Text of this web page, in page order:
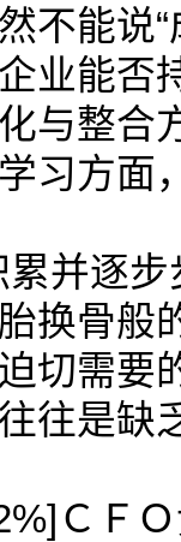
不能说
业能否
与整合
习方面
累并逐
换骨般
切需要
往是缺
ＣＦ